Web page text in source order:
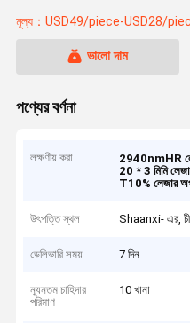
মূল্য：USD49/piece-USD28/
ভালো দাম
পণ্যের বর্ণনা
লক্ষণীয় করা 2940nmHR
20 * 3 মিমি
T10% লেজার
উৎপত্তি স্থল Shaanxi- এর,
ডেলিভারি সময় 7 দিন
ন্যূনতম চাহিদার
পরিমাণ
10 খানা